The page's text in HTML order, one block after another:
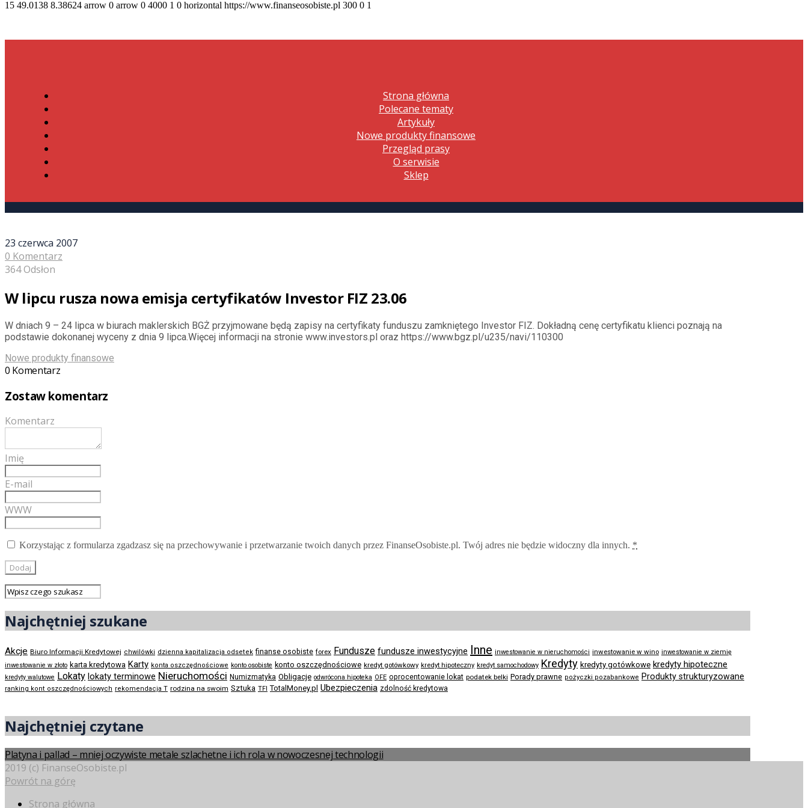
15 49.0138 8.38624 arrow 0 arrow 0 4000 1 0 horizontal https://www.finanseosobiste.pl 300 0 1
Strona główna
Polecane tematy
Artykuły
Nowe produkty finansowe
Przegląd prasy
O serwisie
Sklep
23 czerwca 2007
0 Komentarz
364 Odsłon
W lipcu rusza nowa emisja certyfikatów Investor FIZ 23.06
W dniach 9 – 24 lipca w biurach maklerskich BGŻ przyjmowane będą zapisy na certyfikaty funduszu zamkniętego Investor FIZ. Dokładną cenę certyfikatu klienci poznają na
podstawie dokonanej wyceny z dnia 9 lipca.Więcej informacji na stronie www.investors.pl oraz https://www.bgz.pl/u235/navi/110300
Nowe produkty finansowe
0 Komentarz
Zostaw komentarz
Komentarz
Imię
E-mail
WWW
Korzystając z formularza zgadzasz się na przechowywanie i przetwarzanie twoich danych przez FinanseOsobiste.pl. Twój adres nie będzie widoczny dla innych. *
Najchętniej szukane
Akcje Biuro Informacji Kredytowej chwilówki dzienna kapitalizacja odsetek finanse osobiste forex Fundusze fundusze inwestycyjne Inne inwestowanie w nieruchomości inwestowanie w wino inwestowanie w ziemię
inwestowanie w złoto karta kredytowa Karty konta oszczędnościowe konto osobiste konto oszczędnościowe kredyt gotówkowy kredyt hipoteczny kredyt samochodowy Kredyty kredyty gotówkowe kredyty hipoteczne
kredyty walutowe Lokaty lokaty terminowe Nieruchomości Numizmatyka Obligacje odwrócona hipoteka OFE oprocentowanie lokat podatek belki Porady prawne pożyczki pozabankowe Produkty strukturyzowane
ranking kont oszczędnościowych rekomendacja T rodzina na swoim Sztuka TFI TotalMoney.pl Ubezpieczenia zdolność kredytowa
Najchętniej czytane
Platyna i pallad – mniej oczywiste metale szlachetne i ich rola w nowoczesnej technologii
2019 (c) FinanseOsobiste.pl
Powrót na górę
Strona główna